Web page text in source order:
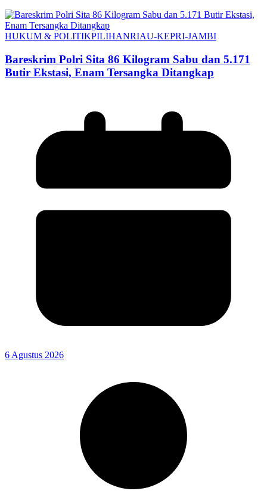
HUKUM & POLITIKPILIHANRIAU-KEPRI-JAMBI
Bareskrim Polri Sita 86 Kilogram Sabu dan 5.171
Butir Ekstasi, Enam Tersangka Ditangkap
6 Agustus 2026